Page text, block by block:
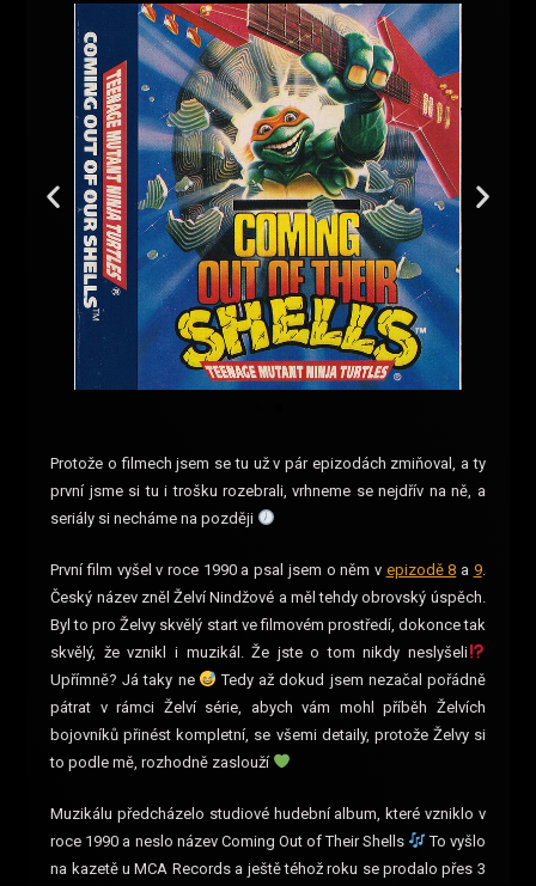
Protože o filmech jsem se tu už v pár epizodách zmiňoval, a ty
první jsme si tu i trošku rozebrali, vrhneme se nejdřív na ně, a
seriály si necháme na později
První film vyšel v roce 1990 a psal jsem o něm v epizodě 8 a 9.
Český název zněl Želví Nindžové a měl tehdy obrovský úspěch.
Byl to pro Želvy skvělý start ve filmovém prostředí, dokonce tak
skvělý, že vznikl i muzikál. Že jste o tom nikdy neslyšeli
Upřímně? Já taky ne
Tedy až dokud jsem nezačal pořádně
pátrat v rámci Želví série, abych vám mohl příběh Želvích
bojovníků přinést kompletní, se všemi detaily, protože Želvy si
to podle mě, rozhodně zaslouží
Muzikálu předcházelo studiové hudební album, které vzniklo v
roce 1990 a neslo název Coming Out of Their Shells
To vyšlo
na kazetě u MCA Records a ještě téhož roku se prodalo přes 3